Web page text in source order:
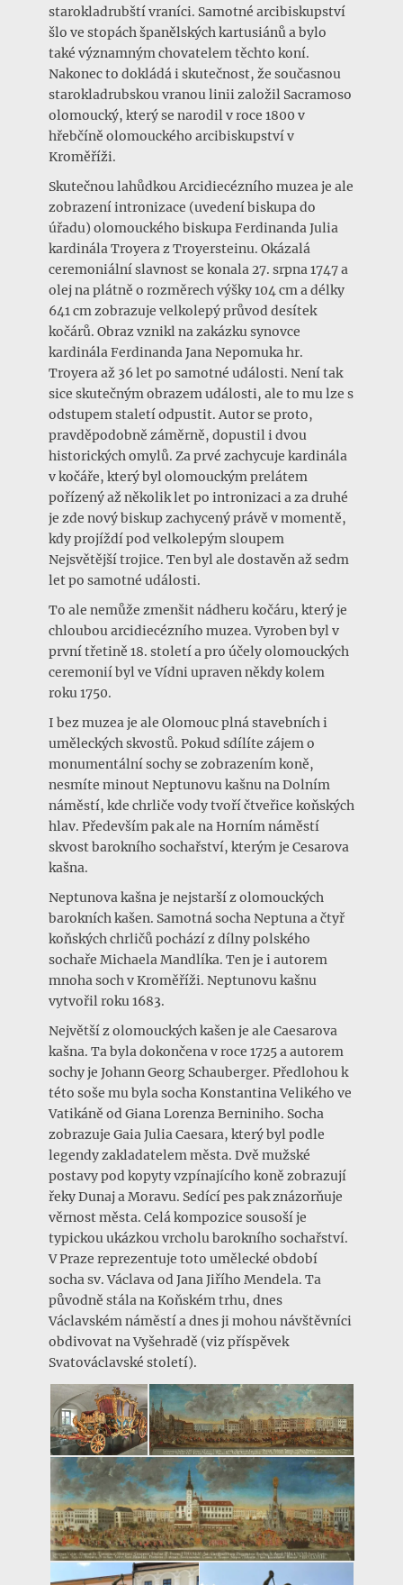
starokladrubští vraníci. Samotné arcibiskupství
šlo ve stopách španělských kartusiánů a bylo
také významným chovatelem těchto koní.
Nakonec to dokládá i skutečnost, že současnou
starokladrubskou vranou linii založil Sacramoso
olomoucký, který se narodil v roce 1800 v
hřebčíně olomouckého arcibiskupství v
Kroměříži.
Skutečnou lahůdkou Arcidiecézního muzea je ale
zobrazení intronizace (uvedení biskupa do
úřadu) olomouckého biskupa Ferdinanda Julia
kardinála Troyera z Troyersteinu. Okázalá
ceremoniální slavnost se konala 27. srpna 1747 a
olej na plátně o rozměrech výšky 104 cm a délky
641 cm zobrazuje velkolepý průvod desítek
kočárů. Obraz vznikl na zakázku synovce
kardinála Ferdinanda Jana Nepomuka hr.
Troyera až 36 let po samotné události. Není tak
sice skutečným obrazem události, ale to mu lze s
odstupem staletí odpustit. Autor se proto,
pravděpodobně záměrně, dopustil i dvou
historických omylů. Za prvé zachycuje kardinála
v kočáře, který byl olomouckým prelátem
pořízený až několik let po intronizaci a za druhé
je zde nový biskup zachycený právě v momentě,
kdy projíždí pod velkolepým sloupem
Nejsvětější trojice. Ten byl ale dostavěn až sedm
let po samotné události.
To ale nemůže zmenšit nádheru kočáru, který je
chloubou arcidiecézního muzea. Vyroben byl v
první třetině 18. století a pro účely olomouckých
ceremonií byl ve Vídni upraven někdy kolem
roku 1750.
I bez muzea je ale Olomouc plná stavebních i
uměleckých skvostů. Pokud sdílíte zájem o
monumentální sochy se zobrazením koně,
nesmíte minout Neptunovu kašnu na Dolním
náměstí, kde chrliče vody tvoří čtveřice koňských
hlav. Především pak ale na Horním náměstí
skvost barokního sochařství, kterým je Cesarova
kašna.
Neptunova kašna je nejstarší z olomouckých
barokních kašen. Samotná socha Neptuna a čtyř
koňských chrličů pochází z dílny polského
sochaře Michaela Mandlíka. Ten je i autorem
mnoha soch v Kroměříži. Neptunovu kašnu
vytvořil roku 1683.
Největší z olomouckých kašen je ale Caesarova
kašna. Ta byla dokončena v roce 1725 a autorem
sochy je Johann Georg Schauberger. Předlohou k
této soše mu byla socha Konstantina Velikého ve
Vatikáně od Giana Lorenza Berniniho. Socha
zobrazuje Gaia Julia Caesara, který byl podle
legendy zakladatelem města. Dvě mužské
postavy pod kopyty vzpínajícího koně zobrazují
řeky Dunaj a Moravu. Sedící pes pak znázorňuje
věrnost města. Celá kompozice sousoší je
typickou ukázkou vrcholu barokního sochařství.
V Praze reprezentuje toto umělecké období
socha sv. Václava od Jana Jiřího Mendela. Ta
původně stála na Koňském trhu, dnes
Václavském náměstí a dnes ji mohou návštěvníci
obdivovat na Vyšehradě (viz příspěvek
Svatováclavské století).